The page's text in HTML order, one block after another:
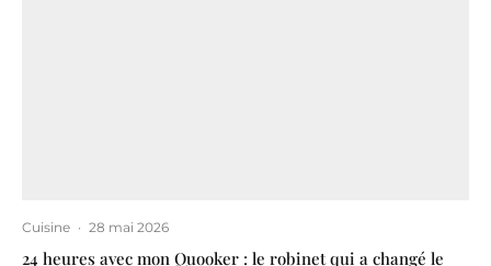
Cuisine · 28 mai 2026
24 heures avec mon Quooker : le robinet qui a changé le